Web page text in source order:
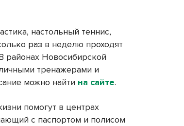
настольный теннис,
раз в неделю проходят
районах Новосибирской
тренажерами и
можно найти на сайте.
помогут в центрах
с паспортом и полисом